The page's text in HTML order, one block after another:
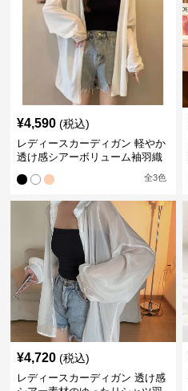
¥4,590 (税込)
レディースカーディガン 軽やか
透け感シアーボリューム袖羽織
全3色
¥4,720 (税込)
レディースカーディガン 透け感